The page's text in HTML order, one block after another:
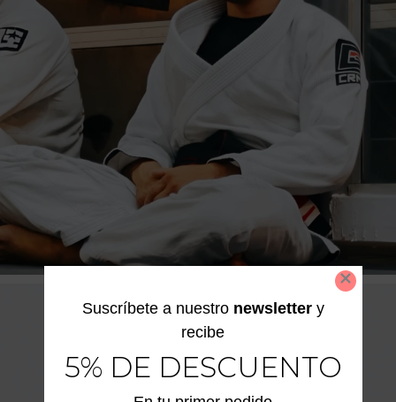
Suscríbete a nuestro newslettery
recibe
5% DE DESCUENTO